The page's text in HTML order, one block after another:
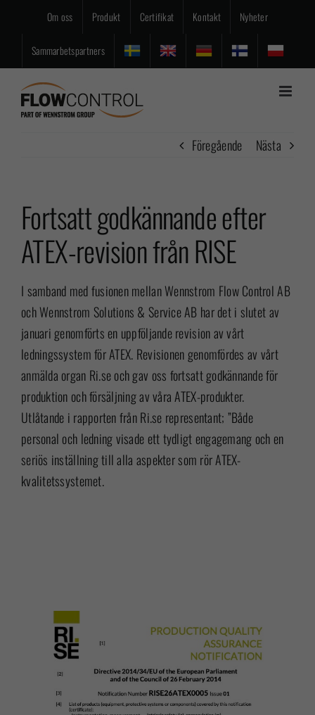
innehållet
Om oss Produkt Certifikat Kontakt Nyheter
Sammarbetspartners
Föregående Nästa
Fortsatt godkännande efter
ATEX-revision från RISE
I samband med fusionen mellan Wennstrom Flow Control AB
och Wennstrom Solutions & Service AB har det i slutet av
januari genomförts en uppföljande revision av vårt
ledningssystem för ATEX. Revisionen genomfördes av vårt
anmälda organ Ri.se och gav oss fortsatt godkännande för
produktion och försäljning av våra ATEX-produkter.
Utlåtande i rapporten från Ri.se representant; ”Både
personal och ledning visade ett tydligt engagemang och en
seriös inställning till alla aspekter som rör ATEX-
kvalitetssystemet.